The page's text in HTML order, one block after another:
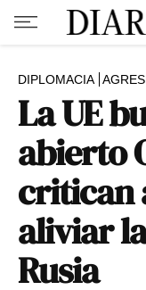
DIPLOMACIA
La UE
abierto
critican
aliviar
Rusia